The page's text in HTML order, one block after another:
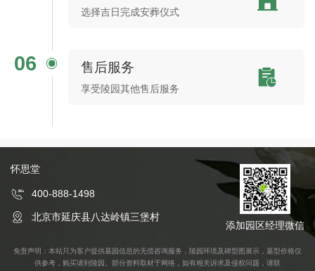
选择吉日完成安葬仪式
06 售后服务
享受陵园其他售后服务
怀思堂
400-888-1498
北京市延庆县八达岭镇三堡村
添加园区经理微信
免责声明：本站只为客户提供墓园信息的无偿咨询服务，陵园环境及碑型图展示，墓型价格仅
供参考，购买请到陵园。部分资料取材于网络，如有相关诉求及侵权问题，请联